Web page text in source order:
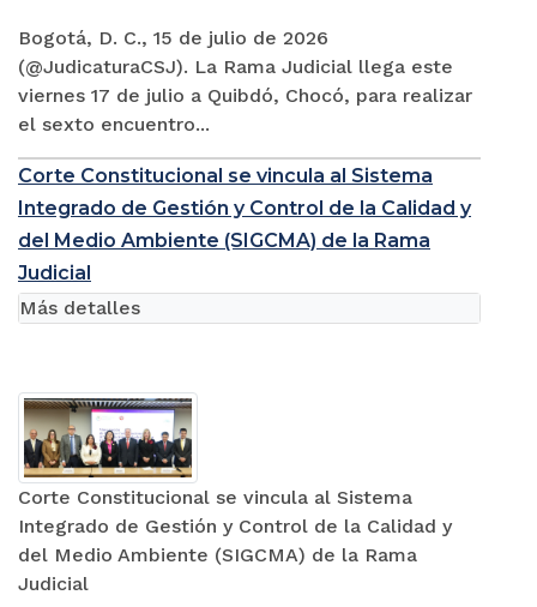
Bogotá, D. C., 15 de julio de 2026
(@JudicaturaCSJ). La Rama Judicial llega este
viernes 17 de julio a Quibdó, Chocó, para realizar
el sexto encuentro...
Corte Constitucional se vincula al Sistema
Integrado de Gestión y Control de la Calidad y
del Medio Ambiente (SIGCMA) de la Rama
Judicial
Corte Constitucional se vincula al Sistema
Integrado de Gestión y Control de la Calidad y
del Medio Ambiente (SIGCMA) de la Rama
Judicial
Más detalles